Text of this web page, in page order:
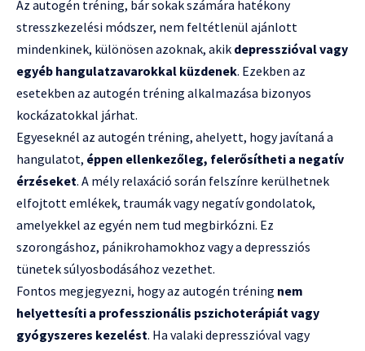
Az autogén tréning, bár sokak számára hatékony
stresszkezelési módszer, nem feltétlenül ajánlott
mindenkinek, különösen azoknak, akik depresszióval vagy
egyéb hangulatzavarokkal küzdenek. Ezekben az
esetekben az autogén tréning alkalmazása bizonyos
kockázatokkal járhat.
Egyeseknél az autogén tréning, ahelyett, hogy javítaná a
hangulatot, éppen ellenkezőleg, felerősítheti a negatív
érzéseket. A mély relaxáció során felszínre kerülhetnek
elfojtott emlékek, traumák vagy negatív gondolatok,
amelyekkel az egyén nem tud megbirkózni. Ez
szorongáshoz, pánikrohamokhoz vagy a depressziós
tünetek súlyosbodásához vezethet.
Fontos megjegyezni, hogy az autogén tréning nem
helyettesíti a professzionális pszichoterápiát vagy
gyógyszeres kezelést. Ha valaki depresszióval vagy